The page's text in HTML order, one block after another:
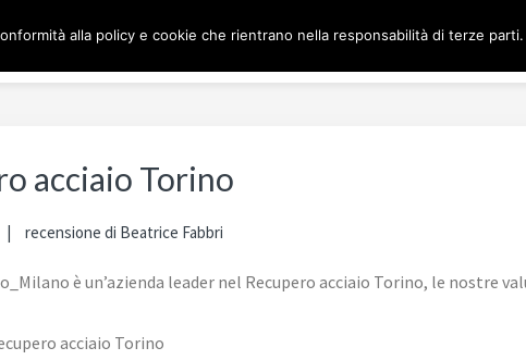
MILANO
acciaio Torino
recensione di Beatrice Fabbri
è un’azienda leader nel Recupero acciaio Torino, le
alla policy e cookie che rientrano nella responsabilità di terze